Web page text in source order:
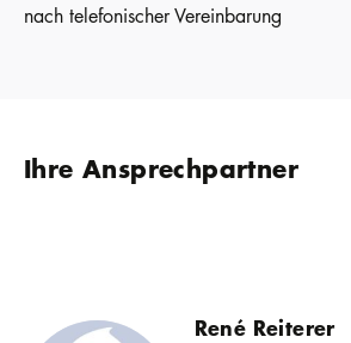
nach telefonischer Vereinbarung
Ihre Ansprechpartner
René Reiterer